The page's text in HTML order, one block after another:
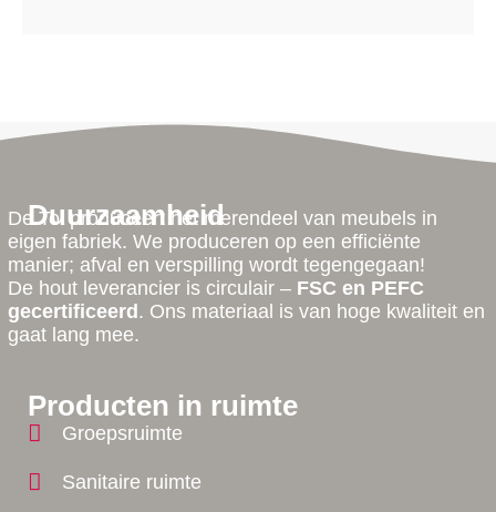
Producten in ruimte
Groepsruimte
Sanitaire ruimte
Duurzaamheid
De Tol produceert het merendeel van meubels in
eigen fabriek. We produceren op een efficiënte
manier; afval en verspilling wordt tegengegaan!
De hout leverancier is circulair – FSC en PEFC
gecertificeerd. Ons materiaal is van hoge kwaliteit en
gaat lang mee.